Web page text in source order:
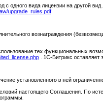
с одного вида лицензии на другой
upgrade_rules.pdf
вознаграждения
тех функциональных
. 1С-Битрикс оставляет
установленного в ней
настоящего Соглашения. По